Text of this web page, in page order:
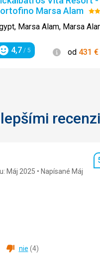
Marsa Alam
5/
Marsa Alam, Marsa
4,7 / 5 Informácie
od 431 €
Máj 2025
Napísané Máj
nie (4)